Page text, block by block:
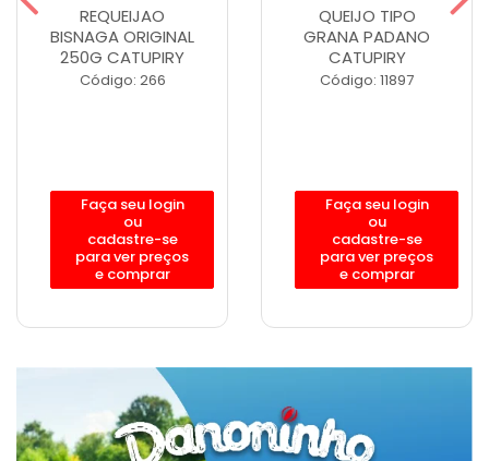
REQUEIJAO
BISNAGA ORIGINAL
250G CATUPIRY
Código: 266
Faça seu login
ou
cadastre-se
para ver preços
e comprar
QUEIJO TIPO
GRANA PADANO
CATUPIRY
Código: 11897
Faça seu login
ou
cadastre-se
para ver preços
e comprar